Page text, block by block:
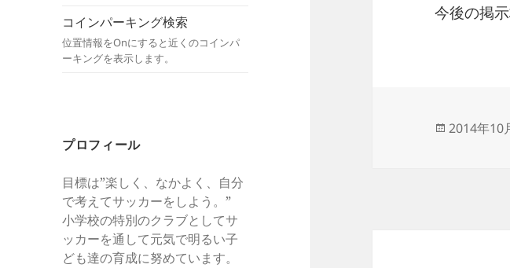
コインパーキング検索
位置情報をOnにすると近くのコインパ
ーキングを表示します。
プロフィール
目標は”楽しく、なかよく、自分
で考えてサッカーをしよう。”
小学校の特別のクラブとしてサ
ッカーを通して元気で明るい子
ども達の育成に努めています。
今後の掲
投
2014年10